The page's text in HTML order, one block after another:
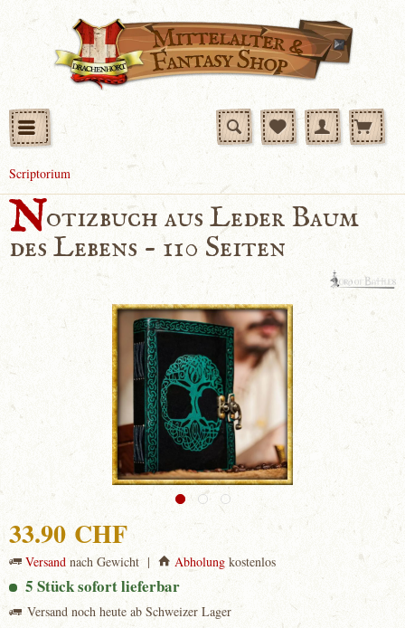
Scriptorium
Notizbuch aus Leder Baum
des Lebens - 110 Seiten
33.90 CHF
Versandnach Gewicht | Abholungkostenlos
5 Stück sofort lieferbar
Versand noch heute ab Schweizer Lager